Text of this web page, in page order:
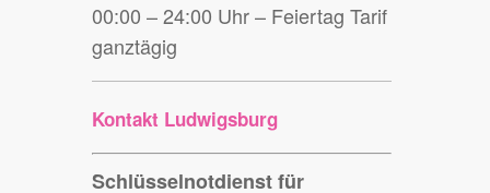
00:00 – 24:00 Uhr – Feiertag Tarif
ganztägig
Kontakt Ludwigsburg
Schlüsselnotdienst für